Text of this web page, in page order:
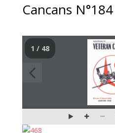
Cancans N°184
1 / 48